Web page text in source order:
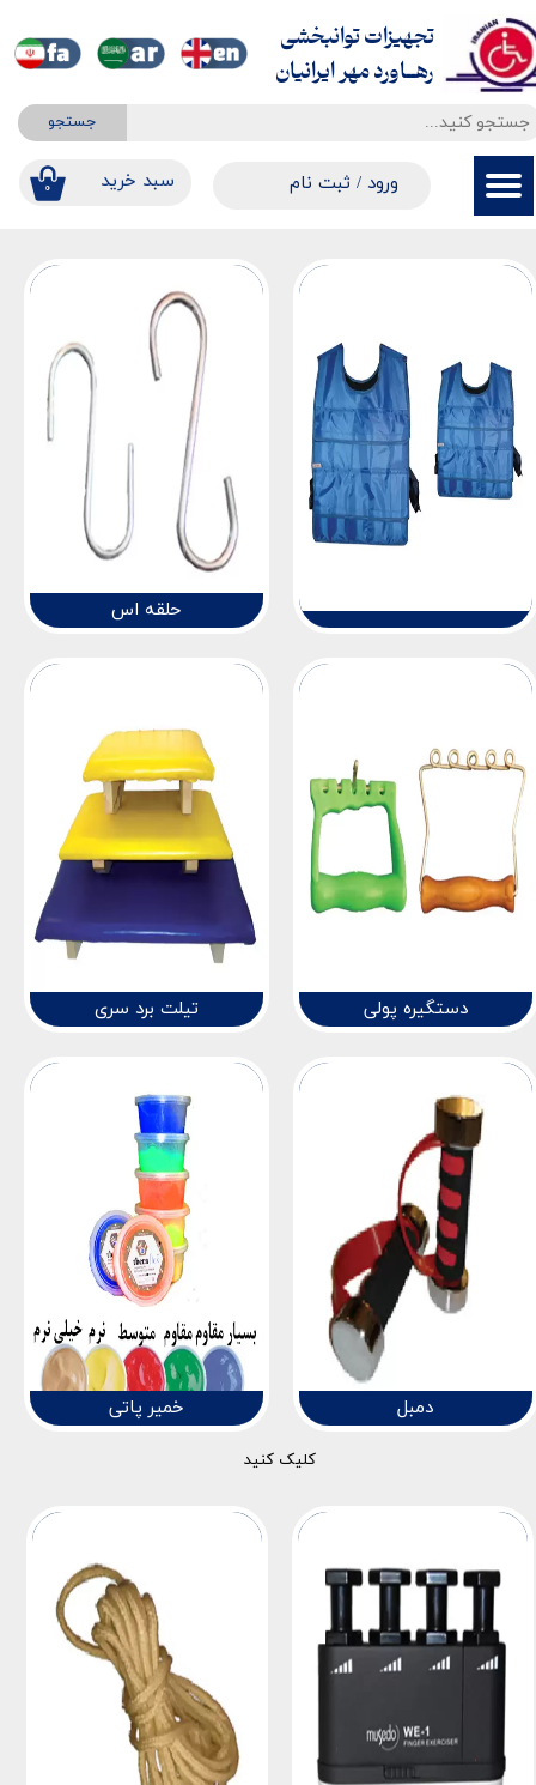
جستجو
۰ ​​سبد خرید ورود / ثبت نام
حساب کاربری من
سفارشات
خروج از حساب کاربری
تجهیزات توانبخشی
​​​​​​​رهــاورد مهر ایرانیان
حلقه اس
دستگیره پولی تیلت برد سری
دمبل خمیر پاتی
کلیک کنید